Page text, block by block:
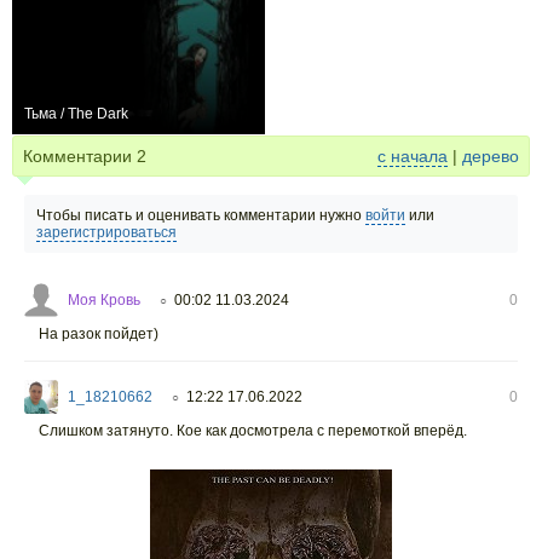
Тьма / The Dark
Комментарии 2 с начала | дерево
Чтобы писать и оценивать комментарии нужно войти или
зарегистрироваться
Моя Кровь ○ 00:02 11.03.2024
0
На разок пойдет)
1_18210662 ○ 12:22 17.06.2022
0
Слишком затянуто. Кое как досмотрела с перемоткой вперёд.